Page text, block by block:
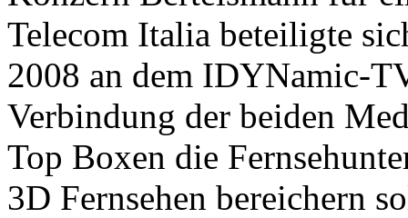
Telecom Italia beteiligte
2008 an dem IDYNamic-
Verbindung der beiden
Top Boxen die
3D Fernsehen bereichern